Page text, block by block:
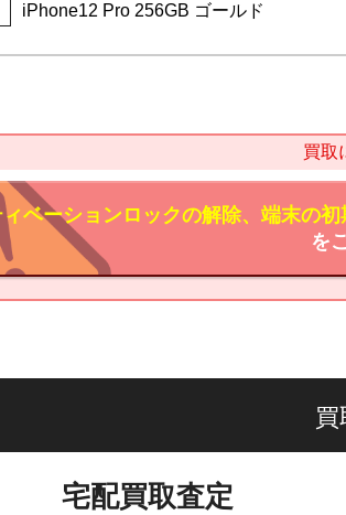
iPhone12 Pro 256GB ゴールド
買取
ベーションロックの解除、端末の
を
宅配買取査定